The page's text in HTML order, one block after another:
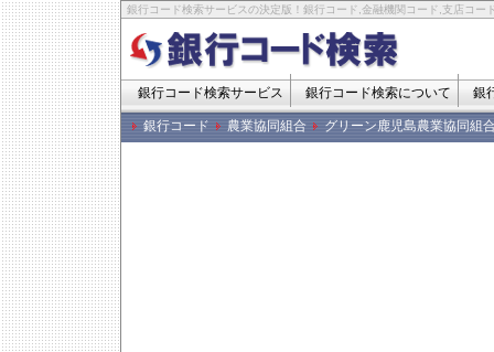
銀行コード検索サービスの決定版！銀行コード,金融機関コード,支店コー
銀行コード検索サービス 銀行コード検索について 銀
銀行コード 農業協同組合 グリーン鹿児島農業協同組